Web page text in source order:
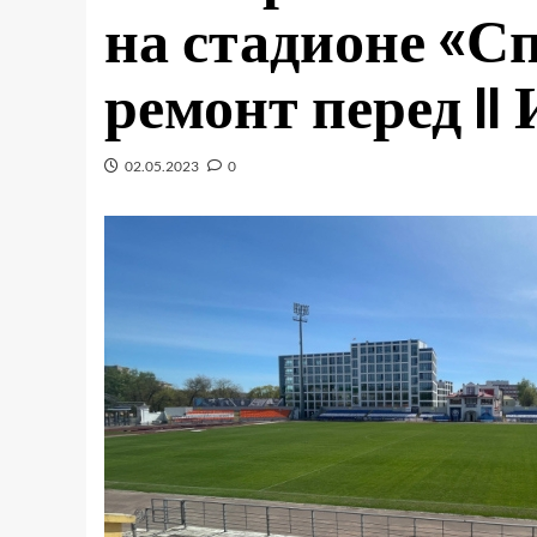
на стадионе
ремонт перед
02.05.2023 0